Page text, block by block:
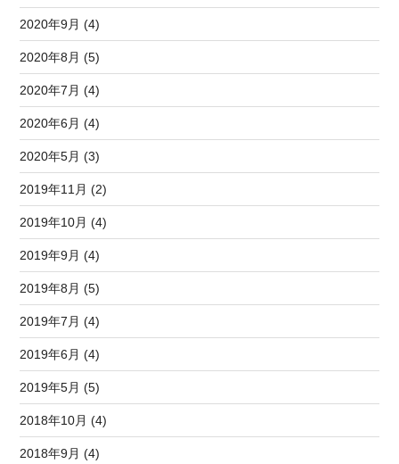
2020年9月 (4)
2020年8月 (5)
2020年7月 (4)
2020年6月 (4)
2020年5月 (3)
2019年11月 (2)
2019年10月 (4)
2019年9月 (4)
2019年8月 (5)
2019年7月 (4)
2019年6月 (4)
2019年5月 (5)
2018年10月 (4)
2018年9月 (4)